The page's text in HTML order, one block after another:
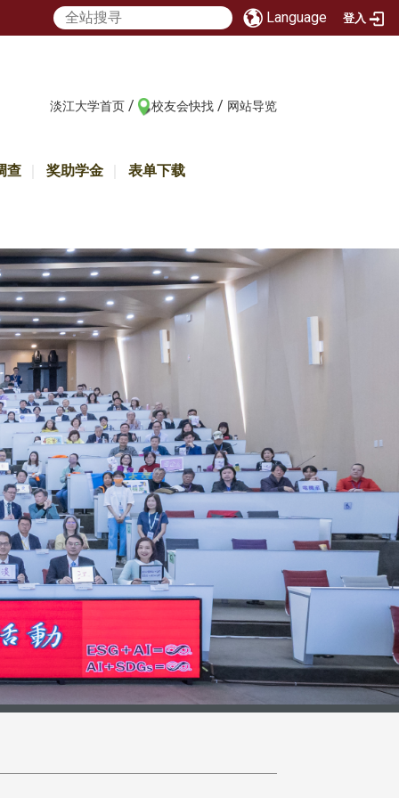
Language 登入
淡江大学首页 / 校友会快找 / 网站导览
查 奖助学金 表单下载